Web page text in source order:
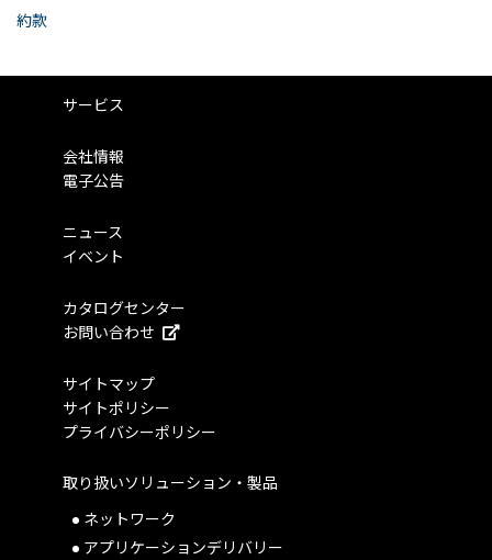
約款
サービス
会社情報
電子公告
ニュース
イベント
カタログセンター
お問い合わせ
サイトマップ
サイトポリシー
プライバシーポリシー
取り扱いソリューション・製品
ネットワーク
アプリケーションデリバリー